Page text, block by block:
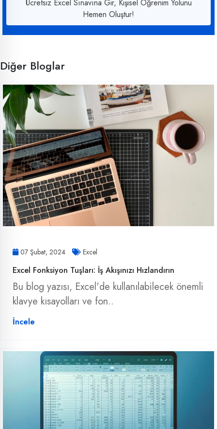
Ücretsiz Excel Sınavına Gir, Kişisel Öğrenim Yolunu
Hemen Oluştur!
Diğer Bloglar
07 Şubat, 2024 Excel
Excel Fonksiyon Tuşları: İş Akışınızı Hızlandırın
Bu blog yazısı, Excel'de kullanılabilecek önemli
klavye kısayolları ve fon..
İncele